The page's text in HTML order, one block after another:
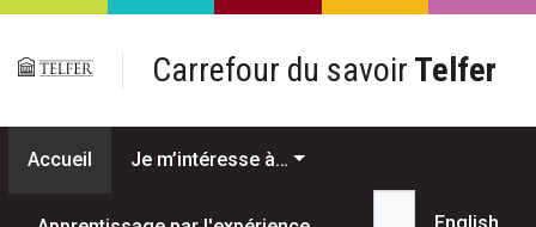
Passer au contenu principal
Carrefour du savoir Telfer
Accueil Je m’intéresse à…
English